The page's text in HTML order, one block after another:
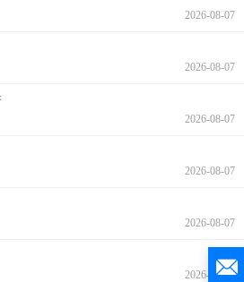
2026-08-07
2026-08-07
2026-08-07
2026-08-07
2026-08-07
2026-08-07